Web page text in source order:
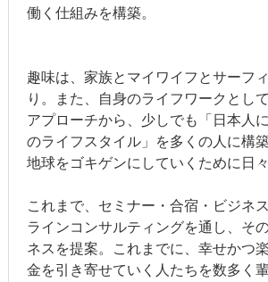
働く仕組みを構築。
趣味は、家族とマイワイフとサーフ
り。また、自身のライフワークとし
アプローチから、少しでも「日本人
のライフスタイル」を多くの人に構
地球をゴキゲンにしていくために日
これまで、セミナー・合宿・ビジネ
ラインコンサルティングを通し、そ
ネスを提案。これまでに、幸せかつ
金を引き寄せていく人たちを数多く